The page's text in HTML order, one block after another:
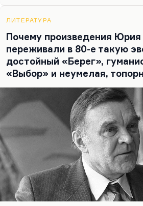
ЛИТЕРАТУРА
Почему произведения Юрия
переживали в 80-е такую
достойный «Берег»,
«Выбор» и неумелая,